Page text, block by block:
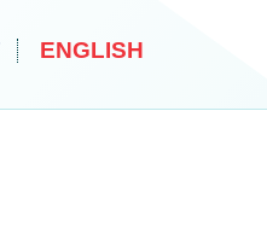
ENGLISH